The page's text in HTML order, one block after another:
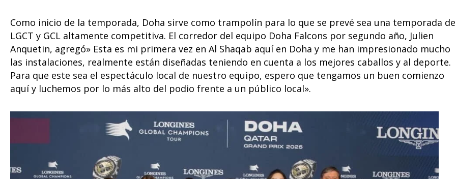
Como inicio de la temporada, Doha sirve como trampolín para lo que se prevé sea una temporada de
LGCT y GCL altamente competitiva. El corredor del equipo Doha Falcons por segundo año, Julien
Anquetin, agregó» Esta es mi primera vez en Al Shaqab aquí en Doha y me han impresionado mucho
las instalaciones, realmente están diseñadas teniendo en cuenta a los mejores caballos y al deporte.
Para que este sea el espectáculo local de nuestro equipo, espero que tengamos un buen comienzo
aquí y luchemos por lo más alto del podio frente a un público local».